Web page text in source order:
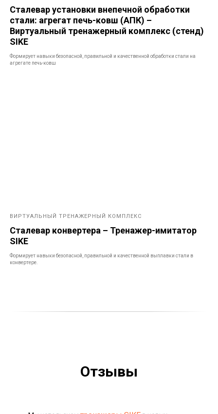
Сталевар установки внепечной обработки
стали: агрегат печь-ковш (АПК) –
Виртуальный тренажерный комплекс (стенд)
SIKE
Формирует навыки безопасной, правильной и качественной обработки стали на
агрегате печь-ковш
ВИРТУАЛЬНЫЙ ТРЕНАЖЕРНЫЙ КОМПЛЕКС
Сталевар конвертера – Тренажер-имитатор
SIKE
Формирует навыки безопасной, правильной и качественной выплавки стали в
конвертере.
Отзывы